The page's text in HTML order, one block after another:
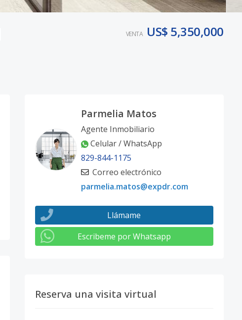
VENTA US$ 5,350,000
Parmelia Matos
Agente Inmobiliario
Celular / WhatsApp
829-844-1175
Correo electrónico
parmelia.matos@expdr.com
Llámame
Escribeme por Whatsapp
Reserva una visita virtual